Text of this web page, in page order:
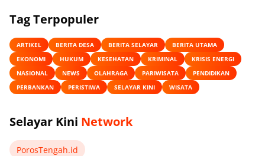
Tag Terpopuler
ARTIKEL BERITA DESA BERITA SELAYAR
BERITA UTAMA
EKONOMI
HUKUM KESEHATAN KRIMINAL
KRISIS ENERGI
NASIONAL
NEWS OLAHRAGA PARIWISATA
PENDIDIKAN
PERBANKAN
PERISTIWA SELAYAR KINI WISATA
Selayar Kini Network
PorosTengah.id